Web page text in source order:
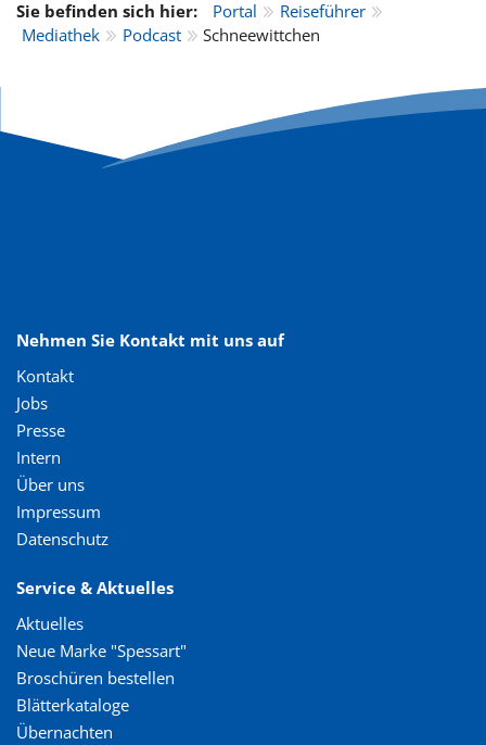
Sie befinden sich hier: Portal
Reiseführer
Mediathek
Podcast Schneewittchen
Nehmen Sie Kontakt mit uns auf
Kontakt
Jobs
Presse
Intern
Über uns
Impressum
Datenschutz
Service & Aktuelles
Aktuelles
Neue Marke "Spessart"
Broschüren bestellen
Blätterkataloge
Übernachten